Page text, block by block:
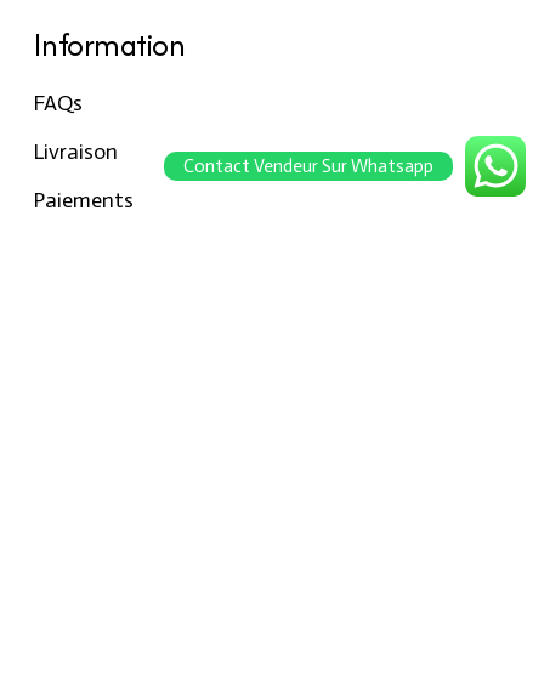
Information
FAQs
Livraison
Paiements
Contact Vendeur Sur Whatsapp